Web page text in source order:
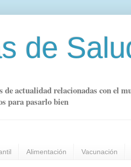
de
actualidad relacionadas con el
para pasarlo bien
Alimentación Vacunación